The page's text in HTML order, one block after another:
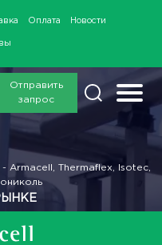
Оплата Новости
Отправить
запрос
Thermaflex, Isotec,